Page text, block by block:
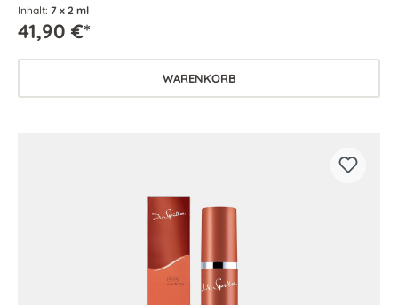
Inhalt: 7 x 2 ml
41,90 €*
WARENKORB